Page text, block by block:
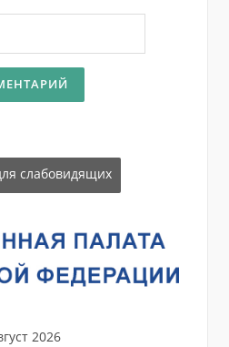
слабовидящих
2026